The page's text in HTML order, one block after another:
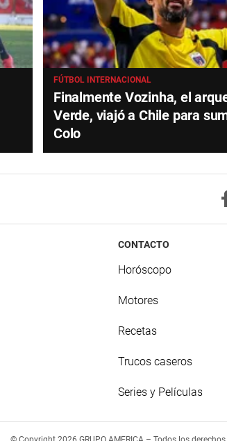
FÚTBOL INTERNACIONAL
Finalmente Vozinha, el
Verde, viajó a Chile para
Colo
CONTACTO
Horóscopo
Motores
Recetas
Trucos caseros
Series y Películas